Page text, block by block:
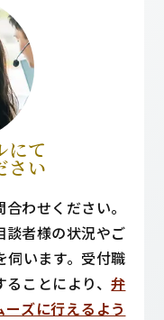
にて
さい
わせください。
談者様の状況やご
伺います。受付職
ることにより、弁
ーズに行えるよう